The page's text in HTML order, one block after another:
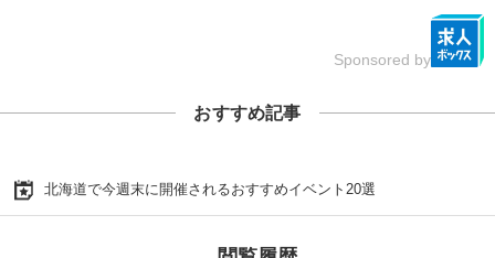
Sponsored by
おすすめ記事
北海道で今週末に開催されるおすすめイベント20選